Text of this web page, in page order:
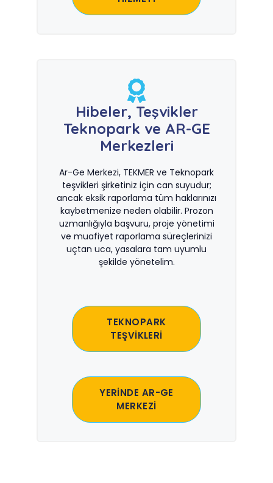
Hibeler, Teşvikler
Teknopark ve AR-GE
Merkezleri
Ar-Ge Merkezi, TEKMER ve Teknopark
teşvikleri şirketiniz için can suyudur;
ancak eksik raporlama tüm haklarınızı
kaybetmenize neden olabilir. Prozon
uzmanlığıyla başvuru, proje yönetimi
ve muafiyet raporlama süreçlerinizi
uçtan uca, yasalara tam uyumlu
şekilde yönetelim.
TEKNOPARK
TEŞVİKLERİ
YERİNDE AR-GE
MERKEZİ